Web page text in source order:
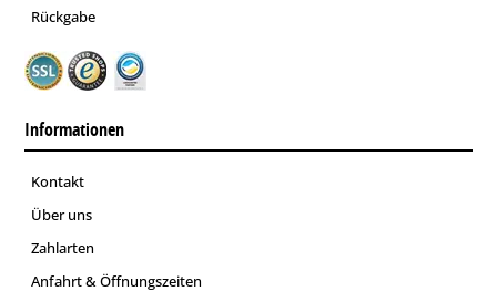
Rückgabe
Informationen
Kontakt
Über uns
Zahlarten
Anfahrt & Öffnungszeiten